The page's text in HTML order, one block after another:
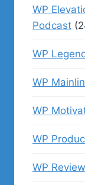
WP
Podcast
WP
WP
WP
WP
WP Review